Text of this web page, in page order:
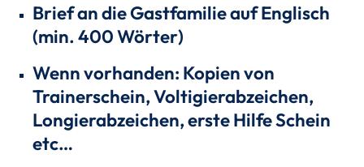
Brief an die Gastfamilie auf Englisch
(min. 400 Wörter)
Wenn vorhanden: Kopien von
Trainerschein, Voltigierabzeichen,
Longierabzeichen, erste Hilfe Schein
etc…